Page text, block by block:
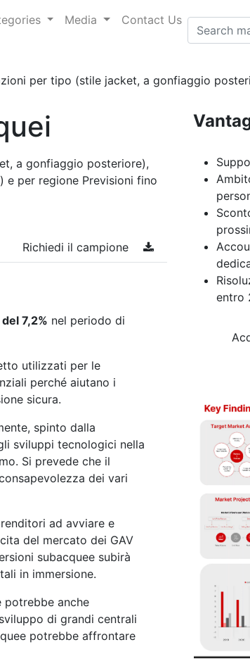
Media Contact Us
per tipo (stile jacket, a gonfiaggio
a gonfiaggio posteriore),
e per regione Previsioni fino
Richiedi il campione
7,2% nel periodo di
utilizzati per le
perché aiutano i
sicura.
spinto dalla
sviluppi tecnologici nella
Si prevede che il
dei vari
ad avviare e
del mercato dei GAV
subacquee subirà
in immersione.
potrebbe anche
di grandi centrali
potrebbe affrontare
entro